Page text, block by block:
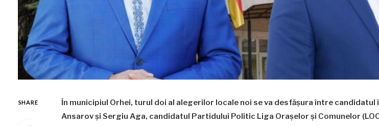
SHARE
În municipiul Orhei, turul doi al alegerilor locale noi se va desfășura între candidatul
Ansarov și Sergiu Aga, candidatul Partidului Politic Liga Orașelor și Comunelor